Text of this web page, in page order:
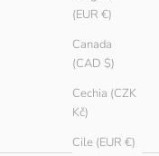
(EUR €)
Canada
(CAD $)
Cechia (CZK
Kč)
Cile (EUR €)